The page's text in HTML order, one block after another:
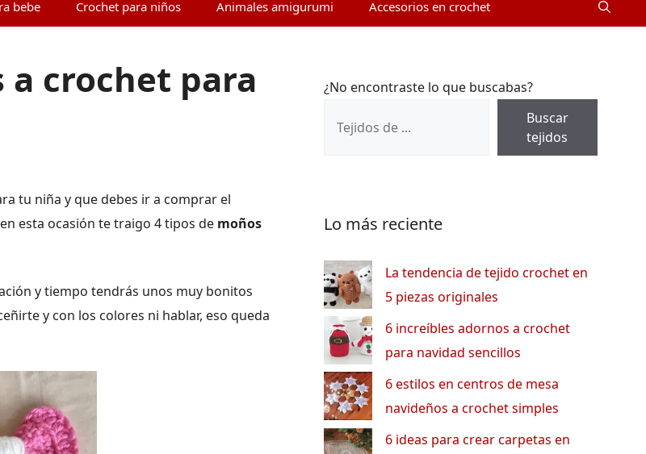
bebe Crochet para niños Animales amigurumi Accesorios en crochet
crochet para
tu niña y que debes ir a comprar el
esta ocasión te traigo 4 tipos de moños
y tiempo tendrás unos muy bonitos
y con los colores ni hablar, eso queda
¿No encontraste lo que buscabas?
Buscar
tejidos
Lo más reciente
La tendencia de tejido crochet en
5 piezas originales
6 increíbles adornos a crochet
para navidad sencillos
6 estilos en centros de mesa
navideños a crochet simples
6 ideas para crear carpetas en